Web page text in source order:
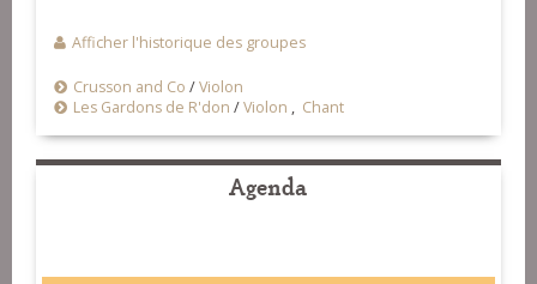
Afficher l'historique des groupes
Crusson and Co /Violon
Les Gardons de R'don /Violon , Chant
Agenda